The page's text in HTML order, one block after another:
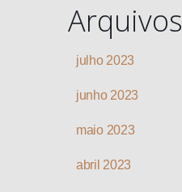
Arquivos
julho 2023
junho 2023
maio 2023
abril 2023